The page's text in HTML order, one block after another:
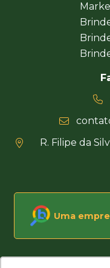
R. Filipe da
Uma